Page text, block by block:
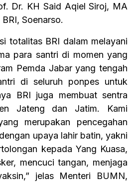
Dr. KH Said Aqiel Siroj, MA
Soenarso.
totalitas BRI dalam melayani
para santri di momen yang
Pemda Jabar yang tengah
di seluruh ponpes untuk
BRI juga membuat sentra
Jateng dan Jatim. Kami
merupakan pencegahan
upaya lahir batin, yakni
kepada Yang Kuasa,
mencuci tangan, menjaga
jelas Menteri BUMN,